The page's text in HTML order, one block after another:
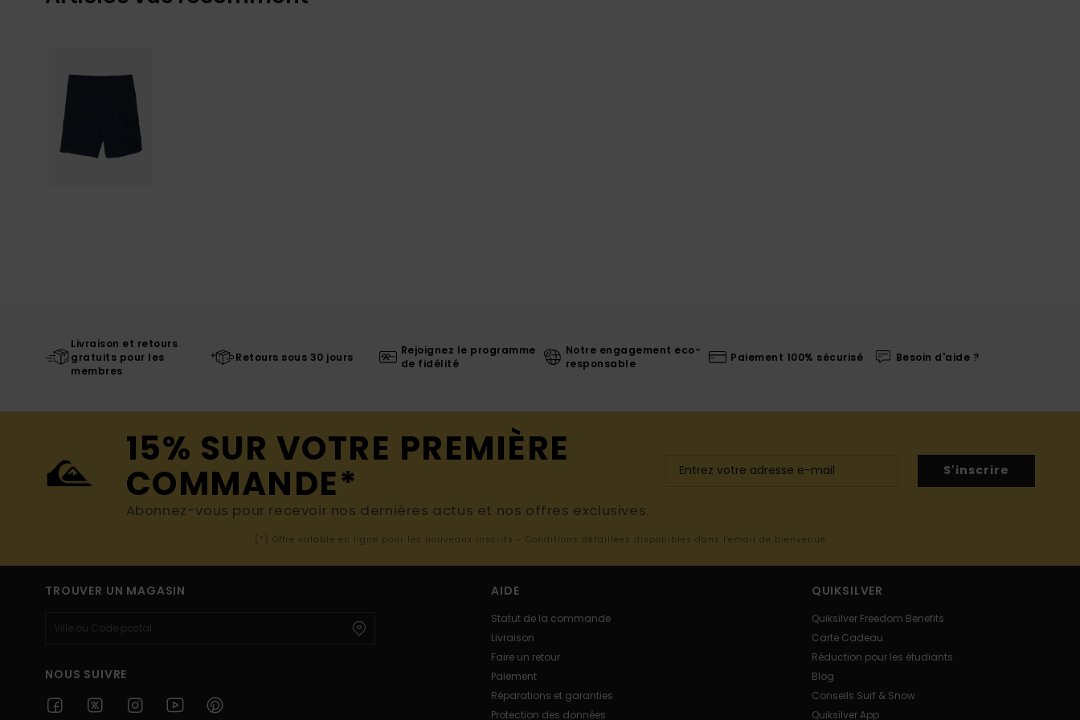
Livraison et retours
gratuits pour les
membres
Retours sous 30 jours
Rejoignez le programme
de fidélité
Notre engagement eco-
responsable
Paiement 100% sécurisé Besoin d'aide ?
15% SUR VOTRE PREMIÈRE
COMMANDE*
Abonnez-vous pour recevoir nos dernières actus et nos offres exclusives.
S'inscrire
(*) Offre valable en ligne pour les nouveaux inscrits - Conditions détaillées disponibles dans l'email de bienvenue
TROUVER UN MAGASIN
NOUS SUIVRE
AIDE
Statut de la commande
Livraison
Faire un retour
Paiement
Réparations et garanties
Protection des données
QUIKSILVER
Quiksilver Freedom Benefits
Carte Cadeau
Réduction pour les étudiants
Blog
Conseils Surf & Snow
Quiksilver App